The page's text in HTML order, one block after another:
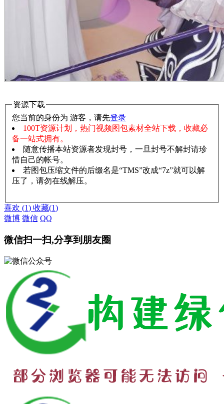
资源下载
您当前的身份为 游客，请先登录
100T资源计划，热门视频图包素材全站下载，收藏必
备一站式拥有。
随意传播本站资源者发现封号，一旦封号不解封请珍
惜自己的帐号。
若图包压缩文件的后缀名是“TMS”改成“7z”就可以解
压了，请勿在线解压。
喜欢 (1) 收藏(1)
微博 微信 QQ
微信扫一扫,分享到朋友圈